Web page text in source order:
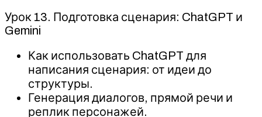
Урок 13. Подготовка сценария: ChatGPT и
Gemini
Как использовать ChatGPT для
написания сценария: от идеи до
структуры.
Генерация диалогов, прямой речи и
реплик персонажей.